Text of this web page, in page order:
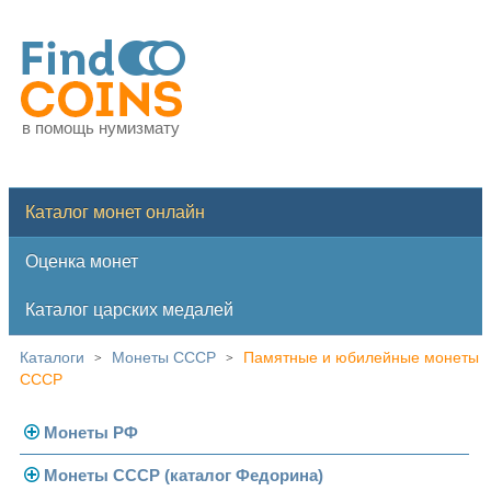
в помощь нумизмату
Каталог монет онлайн
Оценка монет
Каталог царских медалей
Каталоги > Монеты СССР >
Памятные и юбилейные монеты
СССР
Монеты РФ
Современная Россия
Монеты СССР (каталог Федорина)